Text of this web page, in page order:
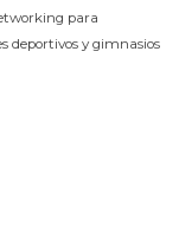
para
deportivos y gimnasios